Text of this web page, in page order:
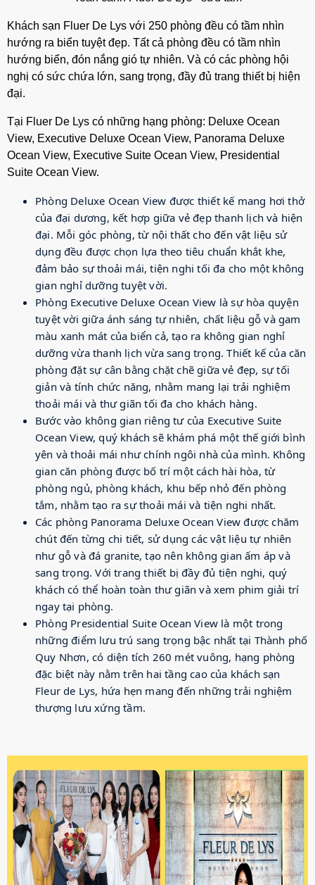
Khách sạn Fluer De Lys với 250 phòng đều có tầm nhìn
hướng ra biển tuyệt đẹp. Tất cả phòng đều có tầm nhìn
hướng biển, đón nắng gió tự nhiên. Và có các phòng hội
nghị có sức chứa lớn, sang trọng, đầy đủ trang thiết bị hiện
đại.
Tại Fluer De Lys có những hạng phòng: Deluxe Ocean
View, Executive Deluxe Ocean View, Panorama Deluxe
Ocean View, Executive Suite Ocean View, Presidential
Suite Ocean View.
Phòng Deluxe Ocean View được thiết kế mang hơi thở
của đại dương, kết hợp giữa vẻ đẹp thanh lịch và hiện
đại. Mỗi góc phòng, từ nội thất cho đến vật liệu sử
dụng đều được chọn lựa theo tiêu chuẩn khắt khe,
đảm bảo sự thoải mái, tiện nghi tối đa cho một không
gian nghỉ dưỡng tuyệt vời.
Phòng Executive Deluxe Ocean View là sự hòa quyện
tuyệt vời giữa ánh sáng tự nhiên, chất liệu gỗ và gam
màu xanh mát của biển cả, tạo ra không gian nghỉ
dưỡng vừa thanh lịch vừa sang trọng. Thiết kế của căn
phòng đặt sự cân bằng chặt chẽ giữa vẻ đẹp, sự tối
giản và tính chức năng, nhằm mang lại trải nghiệm
thoải mái và thư giãn tối đa cho khách hàng.
Bước vào không gian riêng tư của Executive Suite
Ocean View, quý khách sẽ khám phá một thế giới bình
yên và thoải mái như chính ngôi nhà của mình. Không
gian căn phòng được bố trí một cách hài hòa, từ
phòng ngủ, phòng khách, khu bếp nhỏ đến phòng
tắm, nhằm tạo ra sự thoải mái và tiện nghi nhất.
Các phòng Panorama Deluxe Ocean View được chăm
chút đến từng chi tiết, sử dụng các vật liệu tự nhiên
như gỗ và đá granite, tạo nên không gian ấm áp và
sang trọng. Với trang thiết bị đầy đủ tiện nghi, quý
khách có thể hoàn toàn thư giãn và xem phim giải trí
ngay tại phòng.
Phòng Presidential Suite Ocean View là một trong
những điểm lưu trú sang trọng bậc nhất tại Thành phố
Quy Nhơn, có diện tích 260 mét vuông, hạng phòng
đặc biệt này nằm trên hai tầng cao của khách sạn
Fleur de Lys, hứa hẹn mang đến những trải nghiệm
thượng lưu xứng tầm.